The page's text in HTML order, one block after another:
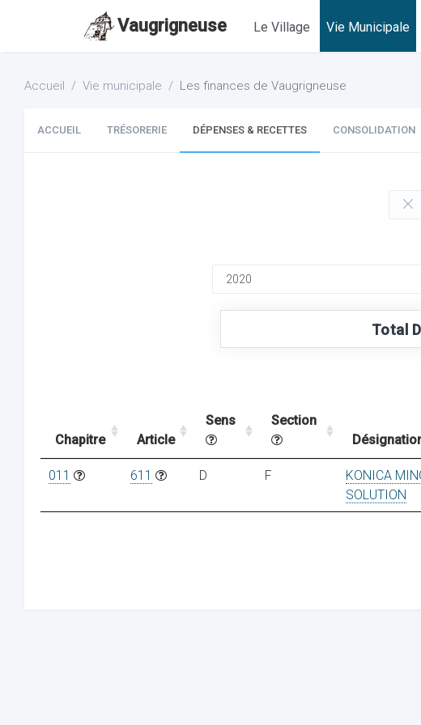
Vaugrigneuse Le Village Vie Municipale
Accueil Vie municipale Les finances de Vaugrigneuse
ACCUEIL TRÉSORERIE DÉPENSES & RECETTES CONSOLIDATION
Total
Chapitre Article
Sens
Section
011 611 D F
KONICA
SOLUTION